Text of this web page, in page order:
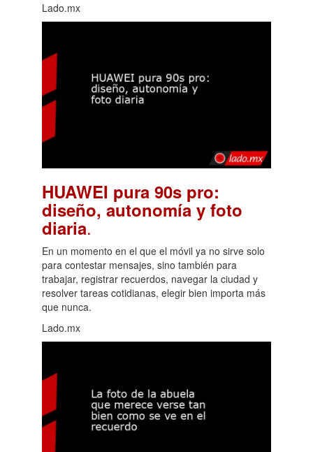
Lado.mx
HUAWEI pura 90s pro:
diseño, autonomía y foto
diaria.
En un momento en el que el móvil ya no sirve solo
para contestar mensajes, sino también para
trabajar, registrar recuerdos, navegar la ciudad y
resolver tareas cotidianas, elegir bien importa más
que nunca.
Lado.mx